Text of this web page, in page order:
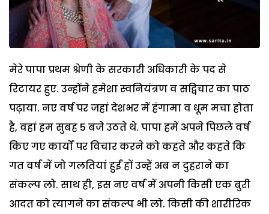
मेरे पापा प्रथम श्रेणी के सरकारी अधिकारी के पद से
रिटायर हुए. उन्होंने हमेशा स्वनियंत्रण व सद्विचार का पाठ
पढ़ाया. नए वर्ष पर जहां देशभर में हंगामा व धूम मचा होता
है, वहां हम सुबह 5 बजे उठते थे. पापा हमें अपने पिछले वर्ष
किए गए कार्यों पर विचार करने को कहते और कहते कि
गत वर्ष में जो गलतियां हुईं हों उन्हें अब न दुहराने का
संकल्प लो. साथ ही, इस नए वर्ष में अपनी किसी एक बुरी
आदत को त्यागने का संकल्प भी लो. किसी की शारीरिक